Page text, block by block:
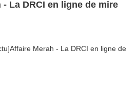
La DRCI en ligne de mire